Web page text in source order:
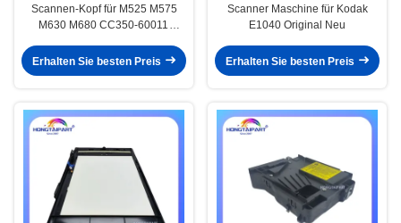
Scannen-Kopf für M525 M575
M630 M680 CC350-60011
Head Original Soems haben
hohe Qualität
Erhalten Sie besten Preis
Scanner Maschine für Kodak
E1040 Original Neu
Erhalten Sie besten Preis